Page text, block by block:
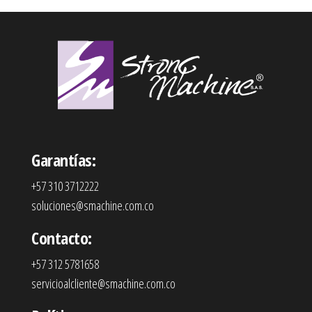
Garantías:
+57 310 3712222
soluciones@smachine.com.co
Contacto:
+57 312 5781658
servicioalcliente@smachine.com.co